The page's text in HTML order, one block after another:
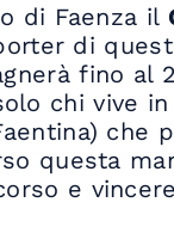
di Faenza il
di
fino al
chi vive
questa
e